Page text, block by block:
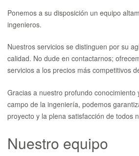
Ponemos a su disposición un equipo
ingenieros.
Nuestros servicios se distinguen por su
calidad. No dude en contactarnos;
servicios a los precios más competitivos
Gracias a nuestro profundo conocimiento
campo de la ingeniería, podemos
proyecto y la plena satisfacción de todos
Nuestro equipo